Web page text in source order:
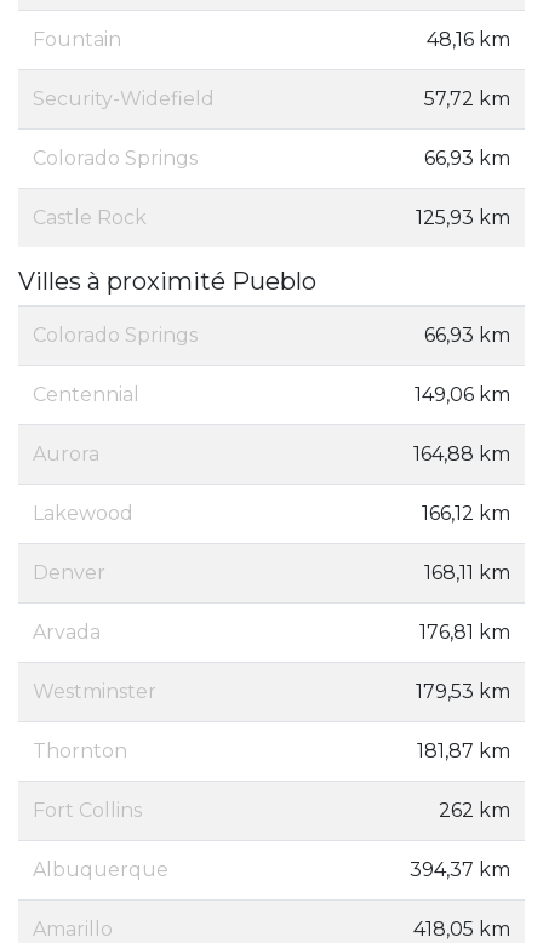
Fountain 48,16 km
Security-Widefield 57,72 km
Colorado Springs 66,93 km
Castle Rock 125,93 km
Villes à proximité Pueblo
Colorado Springs 66,93 km
Centennial 149,06 km
Aurora 164,88 km
Lakewood 166,12 km
Denver 168,11 km
Arvada 176,81 km
Westminster 179,53 km
Thornton 181,87 km
Fort Collins 262 km
Albuquerque 394,37 km
Amarillo 418,05 km